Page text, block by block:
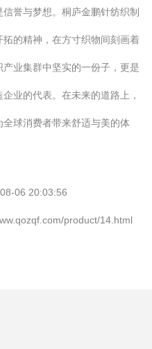
誉与梦想。桐庐金鹏针纺织制
的精神，在方寸织物间刻画着
业集群中坚实的一份子，更是
业的代表。在未来的道路上，
球消费者带来舒适与美的体
06 20:03:56
product/14.html